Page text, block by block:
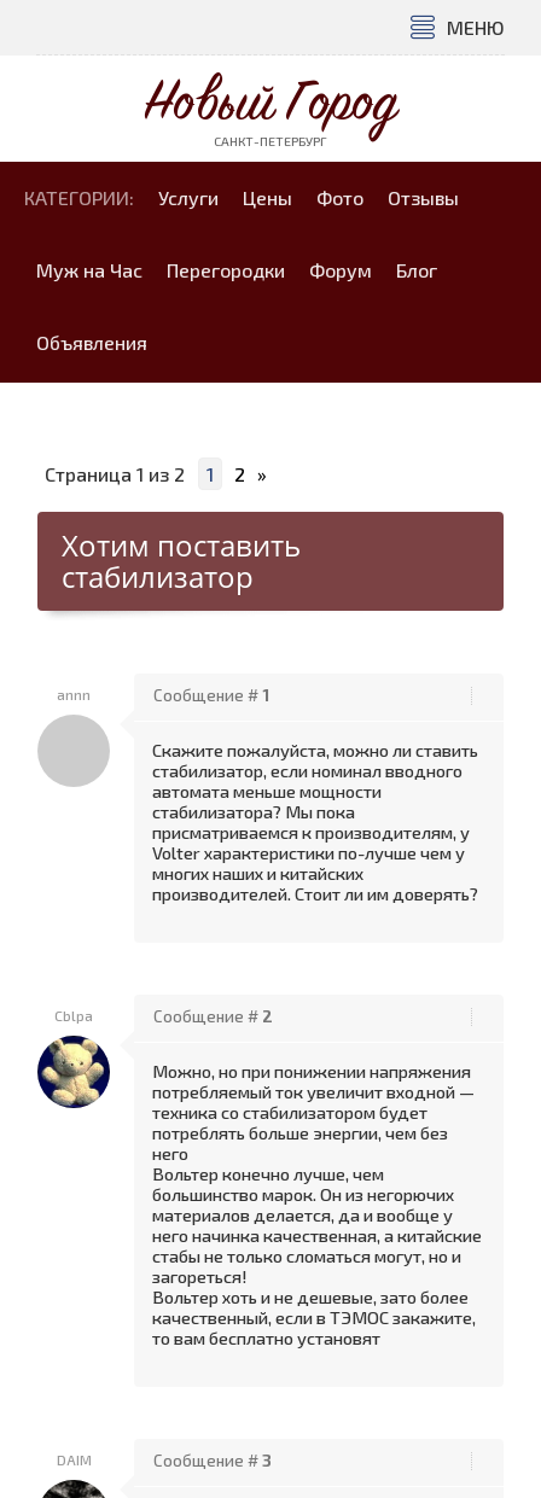
МЕНЮ
Новый Город
САНКТ-ПЕТЕРБУРГ
КАТЕГОРИИ: Услуги Цены Фото Отзывы
Муж на Час Перегородки Форум Блог
Объявления
Страница 1 из 2 1 2 »
Хотим поставить
стабилизатор
annn Сообщение #1
Скажите пожалуйста, можно ли ставить
стабилизатор, если номинал вводного
автомата меньше мощности
стабилизатора? Мы пока
присматриваемся к производителям, у
Volter характеристики по-лучше чем у
многих наших и китайских
производителей. Стоит ли им доверять?
Cblpa Сообщение # 2
Можно, но при понижении напряжения
потребляемый ток увеличит входной —
техника со стабилизатором будет
потреблять больше энергии, чем без
него
Вольтер конечно лучше, чем
большинство марок. Он из негорючих
материалов делается, да и вообще у
него начинка качественная, а китайские
стабы не только сломаться могут, но и
загореться!
Вольтер хоть и не дешевые, зато более
качественный, если в ТЭМОС закажите,
то вам бесплатно установят
DAIM Сообщение #3